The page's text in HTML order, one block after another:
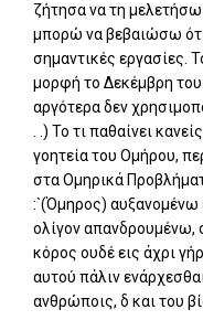
ζήτησα να τη
μπορώ να βεβαιώσω
σημαντικές εργασίες.
μορφή το Δεκέμβρη του
αργότερα δεν
. .) Το τι παθαίνει
γοητεία του Ομήρου,
στα Ομηρικά
:`(Όμηρος) αυξανομένω
ολίγον απανδρουμένω,
κόρος ουδέ εις άχρι
αυτού πάλιν
ανθρώποις, δ και του